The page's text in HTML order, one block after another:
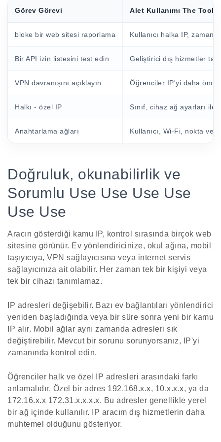
Görev Görevi Alet Kullanımı The Tool
bloke bir web sitesi raporlama Kullanıcı halka IP, zaman
Bir API izin listesini test edin Geliştirici dış hizmetler
VPN davranışını açıklayın Öğrenciler IP'yi daha önce
Halkı - özel IP Sınıf, cihaz ağ ayarları ile
Anahtarlama ağları Kullanıcı, Wi-Fi, nokta
Doğruluk, okunabilirlik ve
Sorumlu Use Use Use Use
Use Use
Aracın gösterdiği kamu IP, kontrol sırasında birçok web
sitesine görünür. Ev yönlendiricinize, okul ağına, mobil
taşıyıcıya, VPN sağlayıcısına veya internet servis
sağlayıcınıza ait olabilir. Her zaman tek bir kişiyi veya
tek bir cihazı tanımlamaz.
IP adresleri değişebilir. Bazı ev bağlantıları yönlendirici
yeniden başladığında veya bir süre sonra yeni bir kamu
IP alır. Mobil ağlar aynı zamanda adresleri sık
değiştirebilir. Mevcut bir sorunu sorunyorsanız, IP'yi
zamanında kontrol edin.
Öğrenciler halk ve özel IP adresleri arasındaki farkı
anlamalıdır. Özel bir adres 192.168.x.x, 10.x.x.x, ya da
172.16.x.x 172.31.x.x.x.x. Bu adresler genellikle yerel
bir ağ içinde kullanılır. IP aracım dış hizmetlerin daha
muhtemel olduğunu gösteriyor.